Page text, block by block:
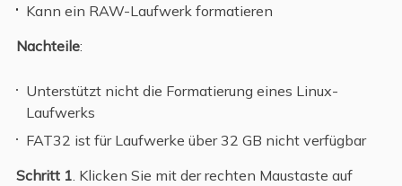
Kann ein RAW-Laufwerk formatieren
Nachteile:
Unterstützt nicht die Formatierung eines Linux-
Laufwerks
FAT32 ist für Laufwerke über 32 GB nicht verfügbar
Schritt 1. Klicken Sie mit der rechten Maustaste auf